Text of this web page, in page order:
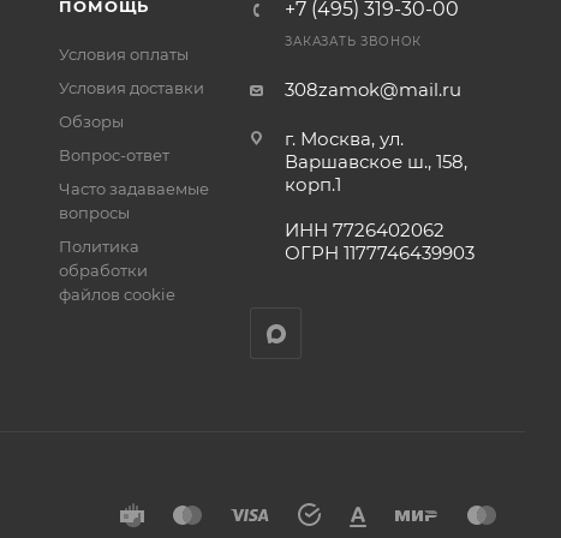
ПОМОЩЬ
Условия оплаты
Условия доставки
Обзоры
Вопрос-ответ
Часто задаваемые
вопросы
Политика
обработки
файлов cookie
+7 (495) 319-30-00
ЗАКАЗАТЬ ЗВОНОК
308zamok@mail.ru
г. Москва, ул.
Варшавское ш., 158,
корп.1
ИНН 7726402062
ОГРН 1177746439903